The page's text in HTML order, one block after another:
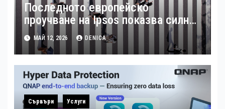
Последното европейско
проучване на Ipsos показва силна
подкрепа за гъвкавата заетост и
местния бизнес в България
МАЙ 12, 2026 DENICA
Сървъри Услуги